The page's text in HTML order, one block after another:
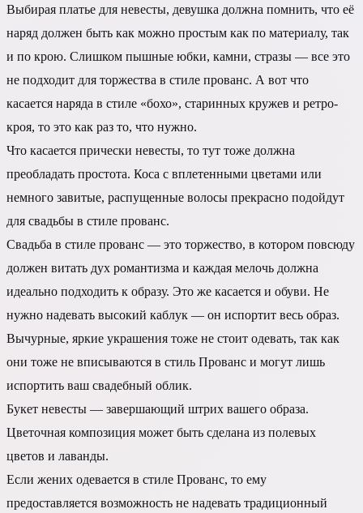
Выбирая платье для невесты, девушка должна помнить, что её
наряд должен быть как можно простым как по материалу, так
и по крою. Слишком пышные юбки, камни, стразы — все это
не подходит для торжества в стиле прованс. А вот что
касается наряда в стиле «бохо», старинных кружев и ретро-
кроя, то это как раз то, что нужно.
Что касается прически невесты, то тут тоже должна
преобладать простота. Коса с вплетенными цветами или
немного завитые, распущенные волосы прекрасно подойдут
для свадьбы в стиле прованс.
Свадьба в стиле прованс — это торжество, в котором повсюду
должен витать дух романтизма и каждая мелочь должна
идеально подходить к образу. Это же касается и обуви. Не
нужно надевать высокий каблук — он испортит весь образ.
Вычурные, яркие украшения тоже не стоит одевать, так как
они тоже не вписываются в стиль Прованс и могут лишь
испортить ваш свадебный облик.
Букет невесты — завершающий штрих вашего образа.
Цветочная композиция может быть сделана из полевых
цветов и лаванды.
Если жених одевается в стиле Прованс, то ему
предоставляется возможность не надевать традиционный